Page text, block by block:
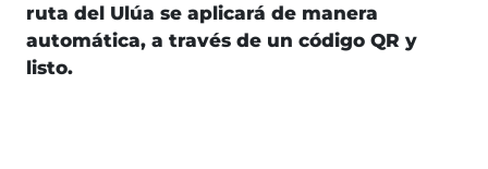
ruta del Ulúa se aplicará de manera
automática, a través de un código QR y
listo.